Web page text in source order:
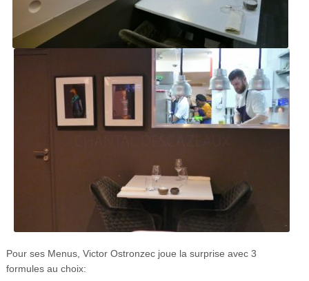
Pour ses Menus, Victor Ostronzec joue la surprise avec 3
formules au choix: